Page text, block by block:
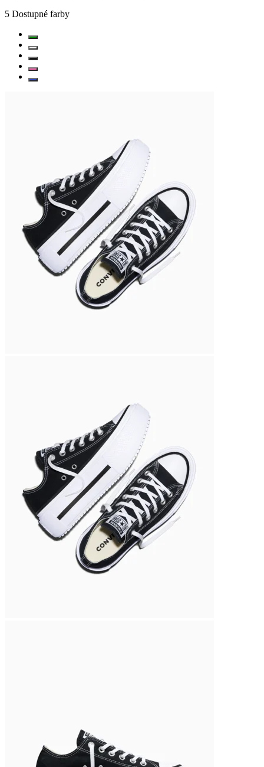
5 Dostupné farby